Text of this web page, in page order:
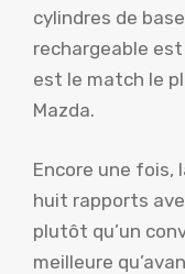
cylindres de
rechargeable
est le match le
Mazda.
Encore une fois,
huit rapports
plutôt qu’un
meilleure